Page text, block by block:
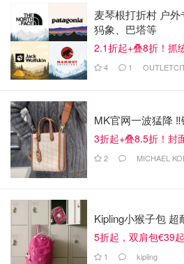
麦琴根打折村 户
犸象、巴塔等
2.1折起+叠8折！抓
4 1
3折起+叠8.5折！封
2 MICHAEL
Kipling小猴子包 超
5折起，双肩包€39起
1 kipling